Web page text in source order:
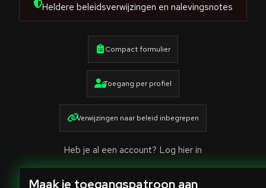
Heldere beleidsverwijzingen en nalevingsnotes
Compact formulier
Toegang per profiel
Verwijzingen naar beleid inbegrepen
Heb je al een account? Log hier in
Maak je toegangspatroon aan